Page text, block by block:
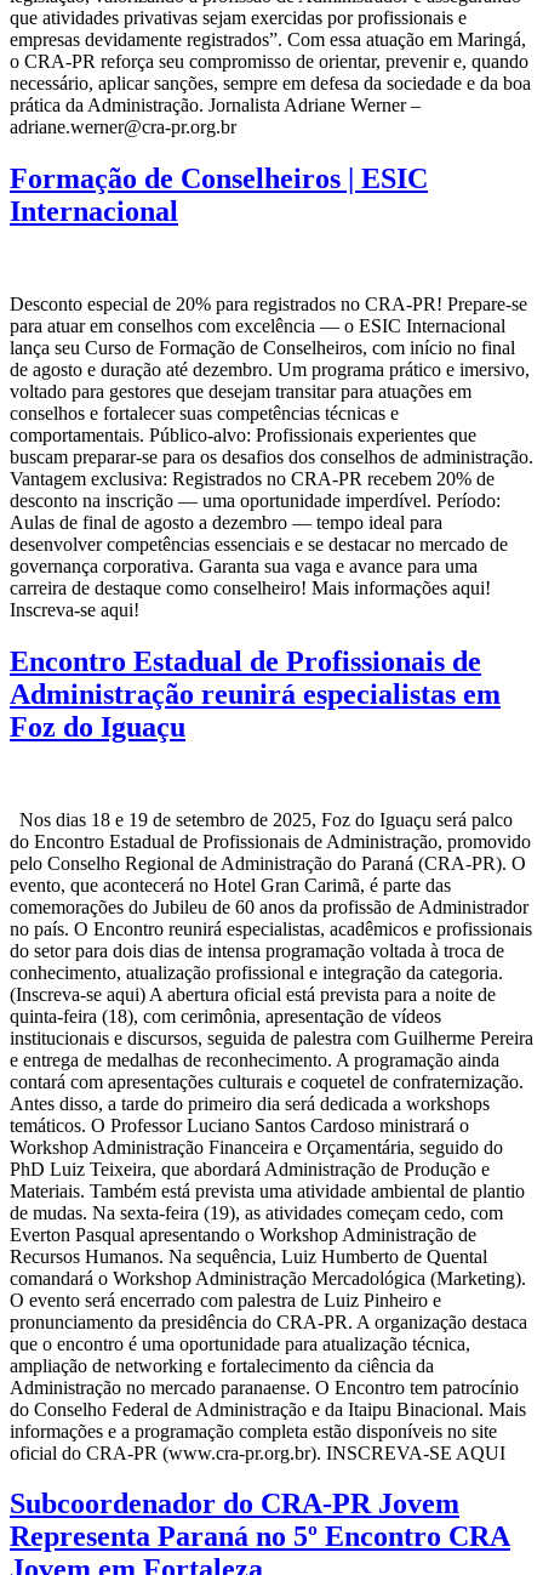
que atividades privativas sejam exercidas por profissionais e
empresas devidamente registrados”. Com essa atuação em Maringá,
o CRA-PR reforça seu compromisso de orientar, prevenir e, quando
necessário, aplicar sanções, sempre em defesa da sociedade e da boa
prática da Administração. Jornalista Adriane Werner –
adriane.werner@cra-pr.org.br
Formação de Conselheiros | ESIC
Internacional
Desconto especial de 20% para registrados no CRA-PR! Prepare-se
para atuar em conselhos com excelência — o ESIC Internacional
lança seu Curso de Formação de Conselheiros, com início no final
de agosto e duração até dezembro. Um programa prático e imersivo,
voltado para gestores que desejam transitar para atuações em
conselhos e fortalecer suas competências técnicas e
comportamentais. Público-alvo: Profissionais experientes que
buscam preparar-se para os desafios dos conselhos de administração.
Vantagem exclusiva: Registrados no CRA-PR recebem 20% de
desconto na inscrição — uma oportunidade imperdível. Período:
Aulas de final de agosto a dezembro — tempo ideal para
desenvolver competências essenciais e se destacar no mercado de
governança corporativa. Garanta sua vaga e avance para uma
carreira de destaque como conselheiro! Mais informações aqui!
Inscreva-se aqui!
Encontro Estadual de Profissionais de
Administração reunirá especialistas em
Foz do Iguaçu
Nos dias 18 e 19 de setembro de 2025, Foz do Iguaçu será palco
do Encontro Estadual de Profissionais de Administração, promovido
pelo Conselho Regional de Administração do Paraná (CRA-PR). O
evento, que acontecerá no Hotel Gran Carimã, é parte das
comemorações do Jubileu de 60 anos da profissão de Administrador
no país. O Encontro reunirá especialistas, acadêmicos e profissionais
do setor para dois dias de intensa programação voltada à troca de
conhecimento, atualização profissional e integração da categoria.
(Inscreva-se aqui) A abertura oficial está prevista para a noite de
quinta-feira (18), com cerimônia, apresentação de vídeos
institucionais e discursos, seguida de palestra com Guilherme Pereira
e entrega de medalhas de reconhecimento. A programação ainda
contará com apresentações culturais e coquetel de confraternização.
Antes disso, a tarde do primeiro dia será dedicada a workshops
temáticos. O Professor Luciano Santos Cardoso ministrará o
Workshop Administração Financeira e Orçamentária, seguido do
PhD Luiz Teixeira, que abordará Administração de Produção e
Materiais. Também está prevista uma atividade ambiental de plantio
de mudas. Na sexta-feira (19), as atividades começam cedo, com
Everton Pasqual apresentando o Workshop Administração de
Recursos Humanos. Na sequência, Luiz Humberto de Quental
comandará o Workshop Administração Mercadológica (Marketing).
O evento será encerrado com palestra de Luiz Pinheiro e
pronunciamento da presidência do CRA-PR. A organização destaca
que o encontro é uma oportunidade para atualização técnica,
ampliação de networking e fortalecimento da ciência da
Administração no mercado paranaense. O Encontro tem patrocínio
do Conselho Federal de Administração e da Itaipu Binacional. Mais
informações e a programação completa estão disponíveis no site
oficial do CRA-PR (www.cra-pr.org.br). INSCREVA-SE AQUI
Subcoordenador do CRA-PR Jovem
Representa Paraná no 5º Encontro CRA